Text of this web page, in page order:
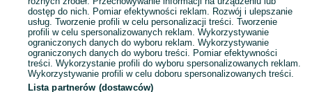
dostęp do nich. Pomiar efektywności reklam. Rozwój i ulepszanie
usług. Tworzenie profili w celu personalizacji treści. Tworzenie
profili w celu spersonalizowanych reklam. Wykorzystywanie
ograniczonych danych do wyboru reklam. Wykorzystywanie
ograniczonych danych do wyboru treści. Pomiar efektywności
treści. Wykorzystanie profili do wyboru spersonalizowanych reklam.
Wykorzystywanie profili w celu doboru spersonalizowanych treści.
Lista partnerów (dostawców)